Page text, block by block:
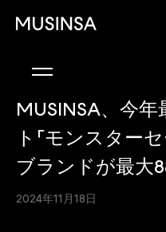
MUSINSA、今
ト「モンスター
ブランドが最大
2024年11月18日